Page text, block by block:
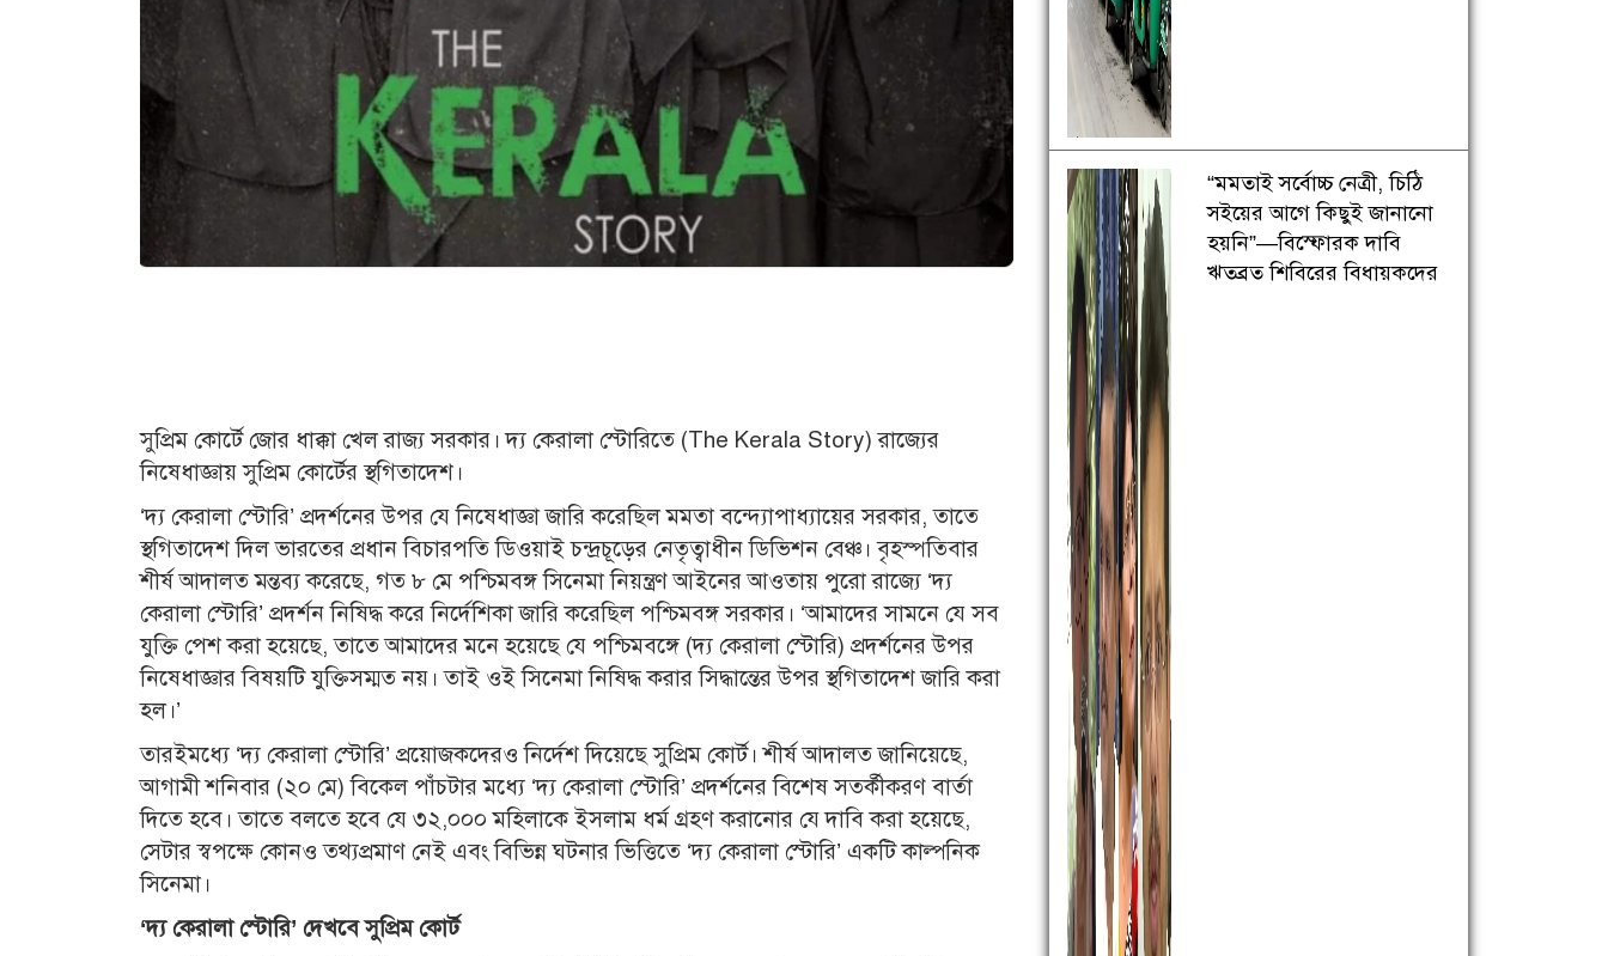
সুপ্রিম কোর্টে জোর ধাক্কা খেল রাজ্য সরকার। দ্য কেরালা স্টোরিতে (The Kerala Story) রাজ্যের
নিষেধাজ্ঞায় সুপ্রিম কোর্টের স্থগিতাদেশ।
‘দ্য কেরালা স্টোরি’ প্রদর্শনের উপর যে নিষেধাজ্ঞা জারি করেছিল মমতা বন্দ্যোপাধ্যায়ের সরকার, তাতে
স্থগিতাদেশ দিল ভারতের প্রধান বিচারপতি ডিওয়াই চন্দ্রচূড়ের নেতৃত্বাধীন ডিভিশন বেঞ্চ। বৃহস্পতিবার
শীর্ষ আদালত মন্তব্য করেছে, গত ৮ মে পশ্চিমবঙ্গ সিনেমা নিয়ন্ত্রণ আইনের আওতায় পুরো রাজ্যে ‘দ্য
কেরালা স্টোরি’ প্রদর্শন নিষিদ্ধ করে নির্দেশিকা জারি করেছিল পশ্চিমবঙ্গ সরকার। ‘আমাদের সামনে যে সব
যুক্তি পেশ করা হয়েছে, তাতে আমাদের মনে হয়েছে যে পশ্চিমবঙ্গে (দ্য কেরালা স্টোরি) প্রদর্শনের উপর
নিষেধাজ্ঞার বিষয়টি যুক্তিসম্মত নয়। তাই ওই সিনেমা নিষিদ্ধ করার সিদ্ধান্তের উপর স্থগিতাদেশ জারি করা
হল।’
তারইমধ্যে ‘দ্য কেরালা স্টোরি’ প্রয়োজকদেরও নির্দেশ দিয়েছে সুপ্রিম কোর্ট। শীর্ষ আদালত জানিয়েছে,
আগামী শনিবার (২০ মে) বিকেল পাঁচটার মধ্যে ‘দ্য কেরালা স্টোরি’ প্রদর্শনের বিশেষ সতর্কীকরণ বার্তা
দিতে হবে। তাতে বলতে হবে যে ৩২,০০০ মহিলাকে ইসলাম ধর্ম গ্রহণ করানোর যে দাবি করা হয়েছে,
সেটার স্বপক্ষে কোনও তথ্যপ্রমাণ নেই এবং বিভিন্ন ঘটনার ভিত্তিতে ‘দ্য কেরালা স্টোরি’ একটি কাল্পনিক
সিনেমা।
‘দ্য কেরালা স্টোরি’ দেখবে সুপ্রিম কোর্ট
“মমতাই সর্বোচ্চ নেত্রী, চিঠি
সইয়ের আগে কিছুই জানানো
হয়নি”—বিস্ফোরক দাবি
ঋতব্রত শিবিরের বিধায়কদের